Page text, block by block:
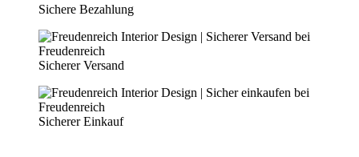
Sichere Bezahlung
Sicherer Versand
Sicherer Einkauf